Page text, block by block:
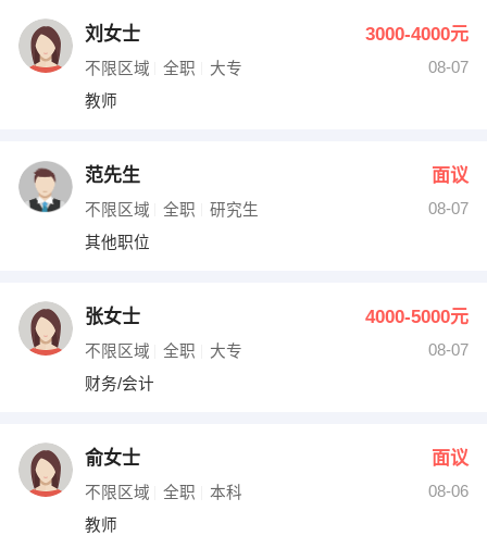
刘女士 3000-4000元
不限区域 全职 大专
08-07
教师
范先生 面议
不限区域 全职 研究生
08-07
其他职位
张女士 4000-5000元
不限区域 全职 大专
08-07
财务/会计
俞女士 面议
不限区域 全职 本科
08-06
教师